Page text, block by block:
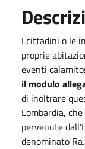
I cittadini o le
proprie
eventi
il modulo
di inoltrare
Lombardia,
pervenute
denominato